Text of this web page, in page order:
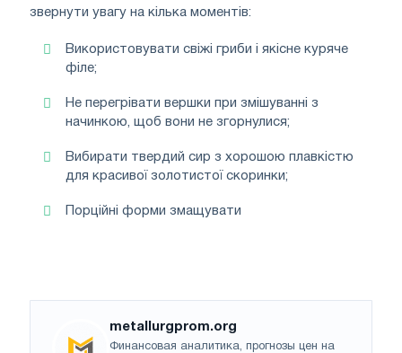
звернути увагу на кілька моментів:
Використовувати свіжі гриби і якісне куряче
філе;
Не перегрівати вершки при змішуванні з
начинкою, щоб вони не згорнулися;
Вибирати твердий сир з хорошою плавкістю
для красивої золотистої скоринки;
Порційні форми змащувати
metallurgprom.org
Финансовая аналитика, прогнозы цен на